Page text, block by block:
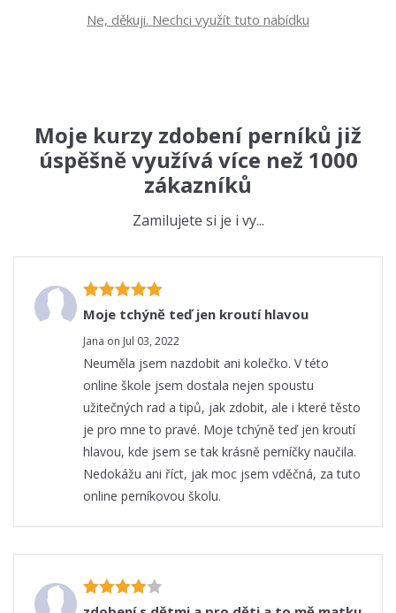
Ne, děkuji. Nechci využít tuto nabídku
Moje kurzy zdobení perníků již
úspěšně využívá více než 1000
zákazníků
Zamilujete si je i vy...
Moje tchýně teď jen kroutí hlavou
Jana on Jul 03, 2022
Neuměla jsem nazdobit ani kolečko. V této
online škole jsem dostala nejen spoustu
užitečných rad a tipů, jak zdobit, ale i které těsto
je pro mne to pravé. Moje tchýně teď jen kroutí
hlavou, kde jsem se tak krásně perníčky naučila.
Nedokážu ani říct, jak moc jsem vděčná, za tuto
online perníkovou školu.